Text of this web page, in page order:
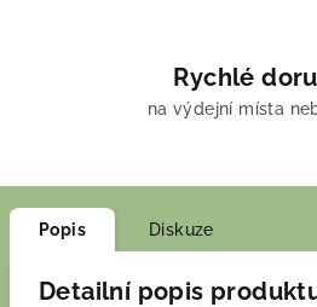
Rychlé
na výdejní místa
Popis Diskuze
Detailní popis